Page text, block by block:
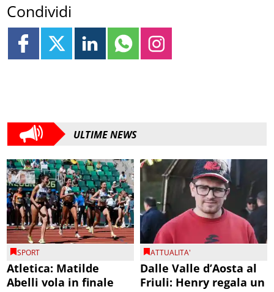
Condividi
ULTIME NEWS
SPORT
Atletica: Matilde
Abelli vola in finale
ATTUALITA'
Dalle Valle d’Aosta al
Friuli: Henry regala un